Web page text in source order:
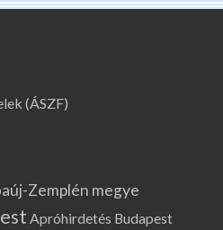
(ÁSZF)
Zemplén megye
Apróhirdetés Budapest